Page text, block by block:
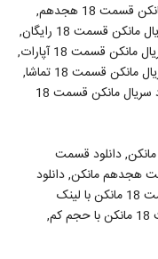
دانلود سریال مانکن قسمت 18, دانلود سریال مانکن قسمت 18 هجدهم,
دانلود سریال مانکن قسمت 18 کامل, دانلود سریال مانکن قسمت 18 رایگان,
دانلود سریال مانکن قسمت 18آنلاین, دانلود سریال مانکن قسمت 18 آپارات,
دانلود سریال مانکن قسمت 18 نماشا, دانلود سریال مانکن قسمت 18 تماشا,
دانلود سریال مانکن قسمت 18 دیدستان, دانلود سریال مانکن قسمت 18
دانلود قسمت
هجدهم مانکن, دانلود
قسمت هجدهم مانکن, قسمت 18 مانکن, قسمت 18 مانکن با لینک
مستقیم, قسمت 18 مانکن کیفیت عالی, قسمت 18 مانکن با حجم کم,